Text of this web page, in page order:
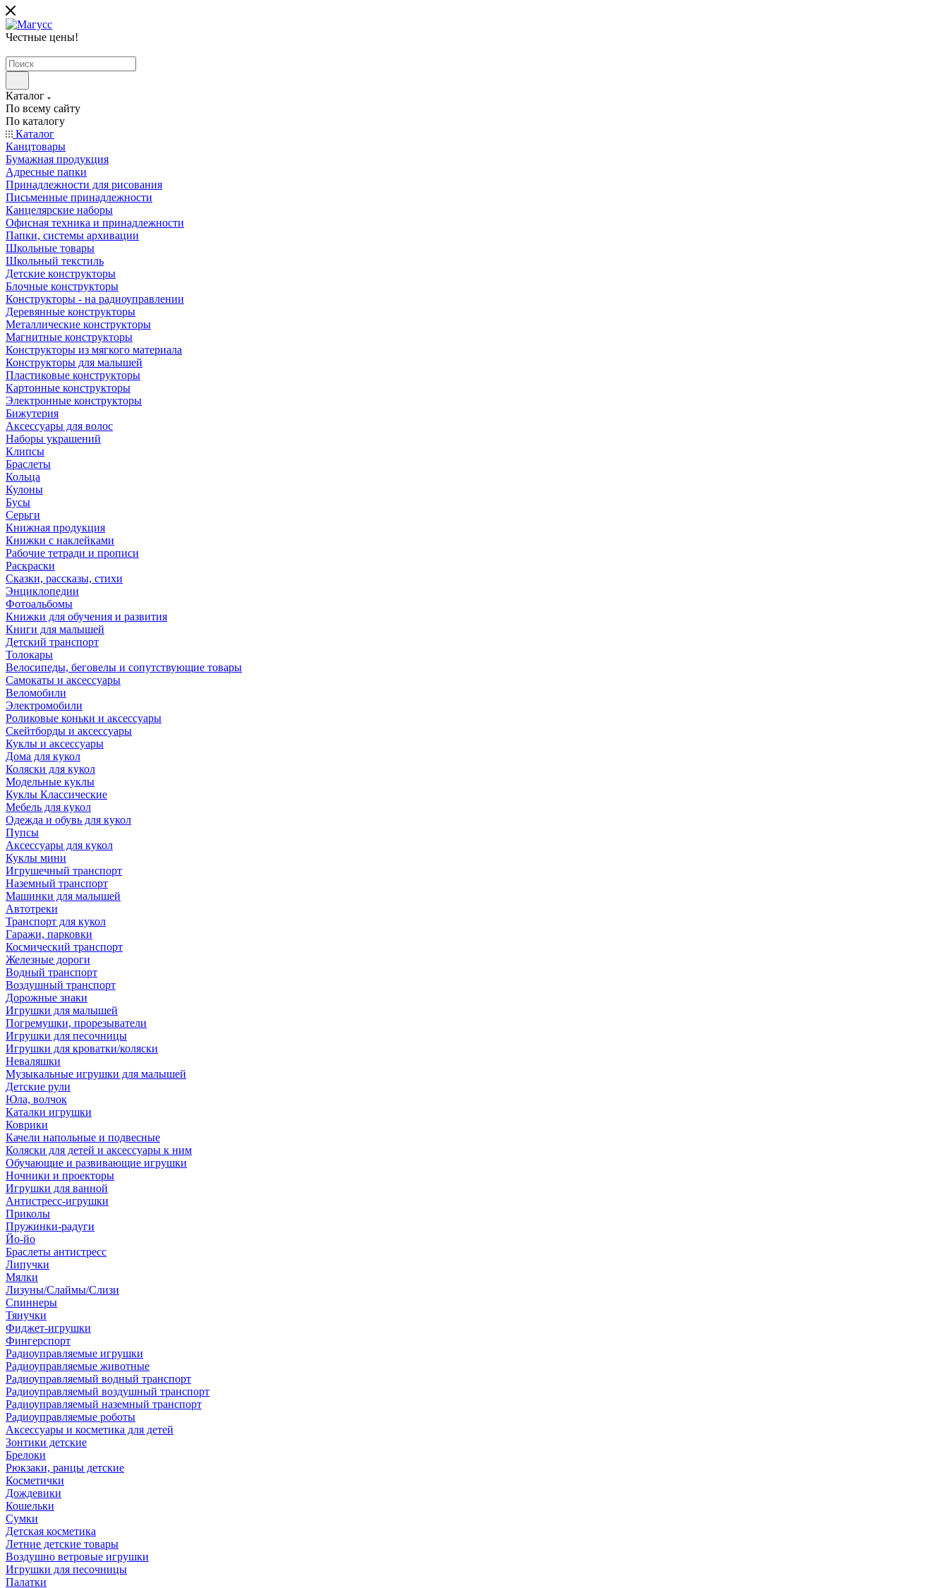
Честные цены!
Каталог
По всему сайту
По каталогу
Каталог
Канцтовары
Бумажная продукция
Адресные папки
Принадлежности для рисования
Письменные принадлежности
Канцелярские наборы
Офисная техника и принадлежности
Папки, системы архивации
Школьные товары
Школьный текстиль
Детские конструкторы
Блочные конструкторы
Конструкторы - на радиоуправлении
Деревянные конструкторы
Металлические конструкторы
Магнитные конструкторы
Конструкторы из мягкого материала
Конструкторы для малышей
Пластиковые конструкторы
Картонные конструкторы
Электронные конструкторы
Бижутерия
Аксессуары для волос
Наборы украшений
Клипсы
Браслеты
Кольца
Кулоны
Бусы
Серьги
Книжная продукция
Книжки с наклейками
Рабочие тетради и прописи
Раскраски
Сказки, рассказы, стихи
Энциклопедии
Фотоальбомы
Книжки для обучения и развития
Книги для малышей
Детский транспорт
Толокары
Велосипеды, беговелы и сопутствующие товары
Самокаты и аксессуары
Веломобили
Электромобили
Роликовые коньки и аксессуары
Скейтборды и аксессуары
Куклы и аксессуары
Дома для кукол
Коляски для кукол
Модельные куклы
Куклы Классические
Мебель для кукол
Одежда и обувь для кукол
Пупсы
Аксессуары для кукол
Куклы мини
Игрушечный транспорт
Наземный транспорт
Машинки для малышей
Автотреки
Транспорт для кукол
Гаражи, парковки
Космический транспорт
Железные дороги
Водный транспорт
Воздушный транспорт
Дорожные знаки
Игрушки для малышей
Погремушки, прорезыватели
Игрушки для песочницы
Игрушки для кроватки/коляски
Неваляшки
Музыкальные игрушки для малышей
Детские рули
Юла, волчок
Каталки игрушки
Коврики
Качели напольные и подвесные
Коляски для детей и аксессуары к ним
Обучающие и развивающие игрушки
Ночники и проекторы
Игрушки для ванной
Антистресс-игрушки
Приколы
Пружинки-радуги
Йо-йо
Браслеты антистресс
Липучки
Мялки
Лизуны/Слаймы/Слизи
Спиннеры
Тянучки
Фиджет-игрушки
Фингерспорт
Радиоуправляемые игрушки
Радиоуправляемые животные
Радиоуправляемый водный транспорт
Радиоуправляемый воздушный транспорт
Радиоуправляемый наземный транспорт
Радиоуправляемые роботы
Аксессуары и косметика для детей
Зонтики детские
Брелоки
Рюкзаки, ранцы детские
Косметички
Дождевики
Кошельки
Сумки
Детская косметика
Летние детские товары
Воздушно ветровые игрушки
Игрушки для песочницы
Палатки